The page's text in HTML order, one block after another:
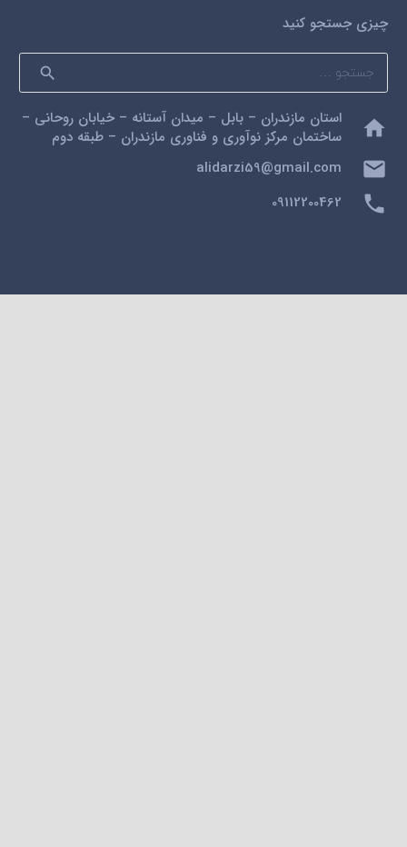
چیزی جستجو کنید
جستجو
برای:
home
استان مازندران – بابل – میدان آستانه – خیابان روحانی –
ساختمان مرکز نوآوری و فناوری مازندران – طبقه دوم
mail
alidarzi59@gmail.com
phone
09112200462